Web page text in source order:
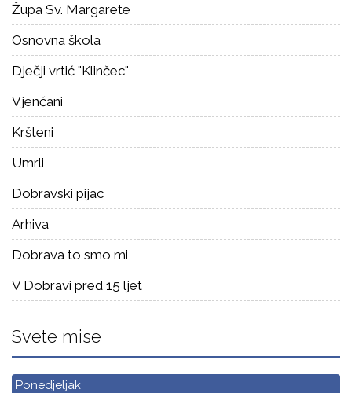
Župa Sv. Margarete
Osnovna škola
Dječji vrtić "Klinčec"
Vjenčani
Kršteni
Umrli
Dobravski pijac
Arhiva
Dobrava to smo mi
V Dobravi pred 15 ljet
Svete mise
Ponedjeljak